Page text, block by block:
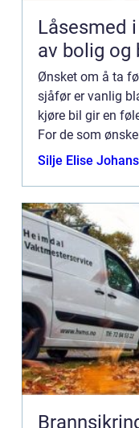
Låsesmed i
av bolig og
Ønsket om å ta
sjåfør er vanlig
kjøre bil gir en
For de som
Silje Elise